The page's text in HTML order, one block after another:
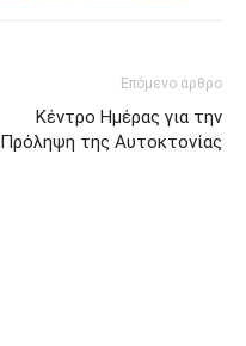
Επόμενο άρθρο
Κέντρο Ημέρας για την
Πρόληψη της Αυτοκτονίας